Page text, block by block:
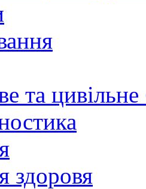
та цивільне
здоровя